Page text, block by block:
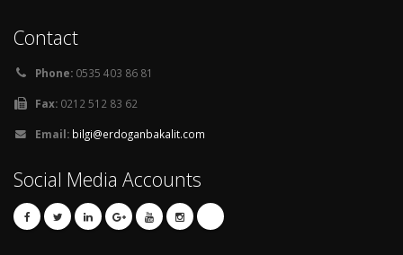
Contact
Phone: 0535 403 86 81
Fax: 0212 512 83 62
Email: bilgi@erdoganbakalit.com
Social Media Accounts